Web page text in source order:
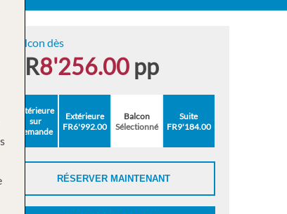
Balcon dès
FR8'256.00 pp
Intérieure
sur
demande
Extérieure
FR6'992.00
Balcon
Sélectionné
Suite
FR9'184.00
RÉSERVER MAINTENANT